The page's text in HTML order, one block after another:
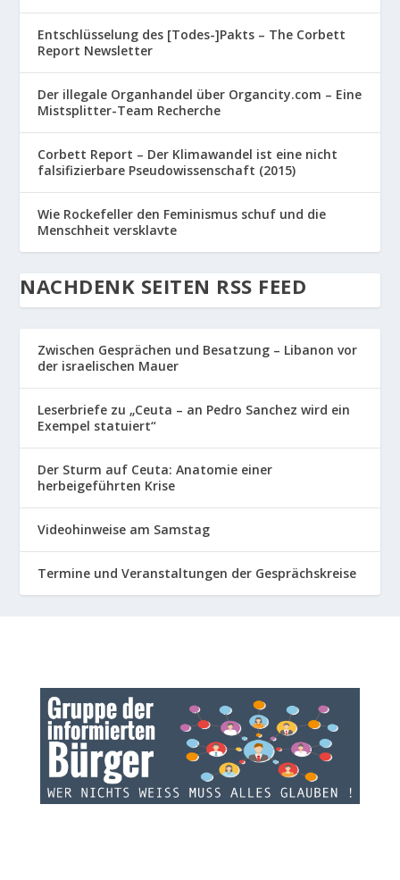
Entschlüsselung des [Todes-]Pakts – The Corbett
Report Newsletter
Der illegale Organhandel über Organcity.com – Eine
Mistsplitter-Team Recherche
Corbett Report – Der Klimawandel ist eine nicht
falsifizierbare Pseudowissenschaft (2015)
Wie Rockefeller den Feminismus schuf und die
Menschheit versklavte
NACHDENK SEITEN RSS FEED
Zwischen Gesprächen und Besatzung – Libanon vor
der israelischen Mauer
Leserbriefe zu „Ceuta – an Pedro Sanchez wird ein
Exempel statuiert“
Der Sturm auf Ceuta: Anatomie einer
herbeigeführten Krise
Videohinweise am Samstag
Termine und Veranstaltungen der Gesprächskreise